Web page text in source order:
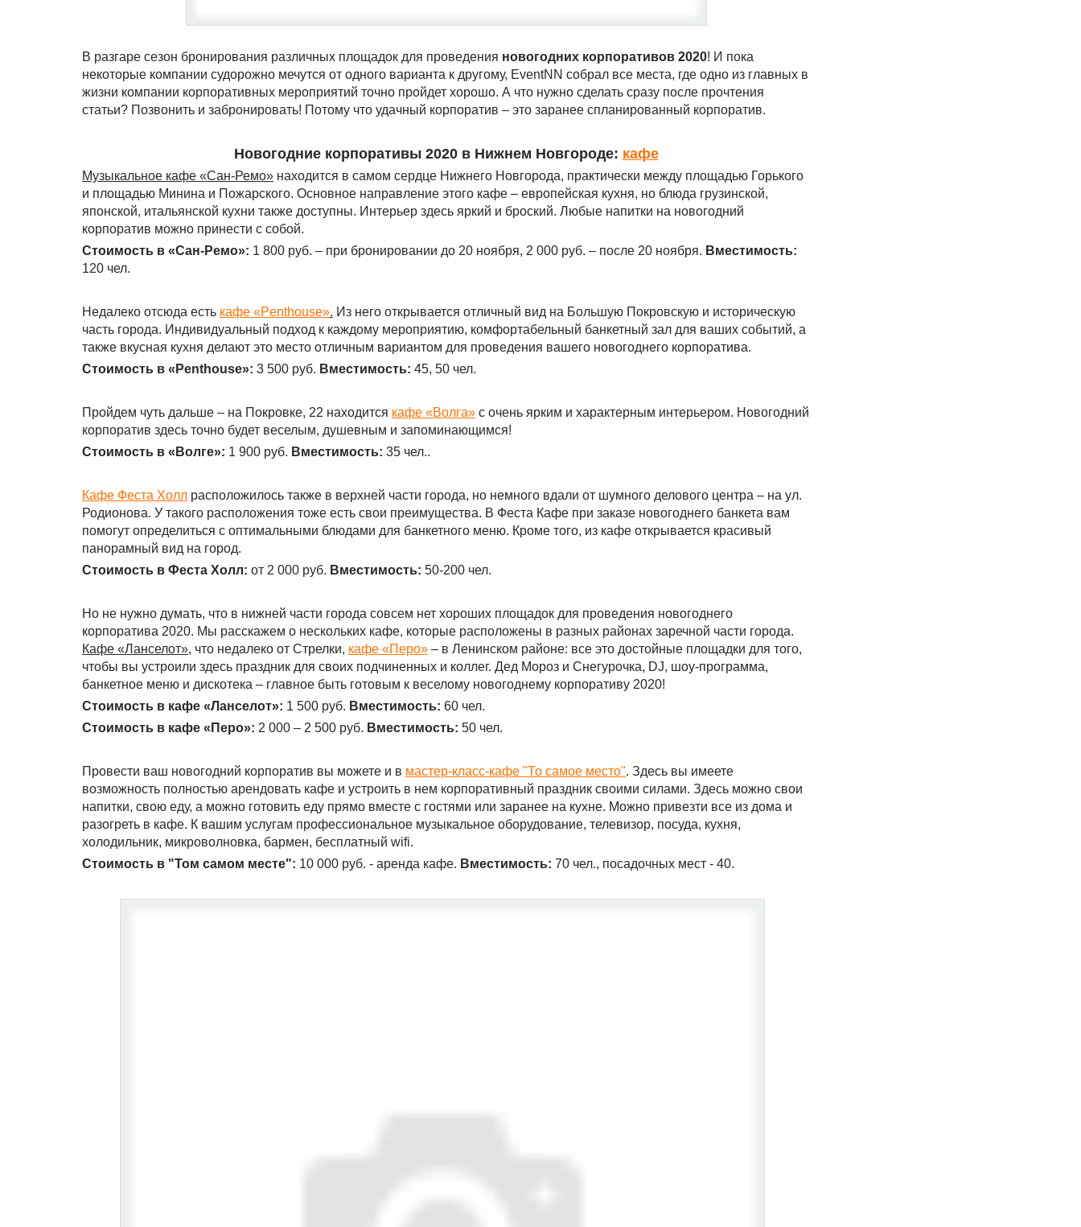
В разгаре сезон бронирования различных площадок для проведения новогодних корпоративов 2020! И пока
некоторые компании судорожно мечутся от одного варианта к другому, EventNN собрал все места, где одно из главных в
жизни компании корпоративных мероприятий точно пройдет хорошо. А что нужно сделать сразу после прочтения
статьи? Позвонить и забронировать! Потому что удачный корпоратив – это заранее спланированный корпоратив.
Новогодние корпоративы 2020 в Нижнем Новгороде: кафе
Музыкальное кафе «Сан-Ремо» находится в самом сердце Нижнего Новгорода, практически между площадью Горького
и площадью Минина и Пожарского. Основное направление этого кафе – европейская кухня, но блюда грузинской,
японской, итальянской кухни также доступны. Интерьер здесь яркий и броский. Любые напитки на новогодний
корпоратив можно принести с собой.
Стоимость в «Сан-Ремо»: 1 800 руб. – при бронировании до 20 ноября, 2 000 руб. – после 20 ноября. Вместимость:
120 чел.
Недалеко отсюда есть кафе «Penthouse». Из него открывается отличный вид на Большую Покровскую и историческую
часть города. Индивидуальный подход к каждому мероприятию, комфортабельный банкетный зал для ваших событий, а
также вкусная кухня делают это место отличным вариантом для проведения вашего новогоднего корпоратива.
Стоимость в « Penthouse»: 3 500 руб. Вместимость: 45, 50 чел.
Пройдем чуть дальше – на Покровке, 22 находится кафе «Волга» с очень ярким и характерным интерьером. Новогодний
корпоратив здесь точно будет веселым, душевным и запоминающимся!
Стоимость в «Волге»: 1 900 руб. Вместимость: 35 чел..
Кафе Феста Холл расположилось также в верхней части города, но немного вдали от шумного делового центра – на ул.
Родионова. У такого расположения тоже есть свои преимущества. В Феста Кафе при заказе новогоднего банкета вам
помогут определиться с оптимальными блюдами для банкетного меню. Кроме того, из кафе открывается красивый
панорамный вид на город.
Стоимость в Феста Холл: от 2 000 руб. Вместимость: 50-200 чел.
Но не нужно думать, что в нижней части города совсем нет хороших площадок для проведения новогоднего
корпоратива 2020. Мы расскажем о нескольких кафе, которые расположены в разных районах заречной части города.
Кафе «Ланселот», что недалеко от Стрелки, кафе «Перо» – в Ленинском районе: все это достойные площадки для того,
чтобы вы устроили здесь праздник для своих подчиненных и коллег. Дед Мороз и Снегурочка, DJ, шоу-программа,
банкетное меню и дискотека – главное быть готовым к веселому новогоднему корпоративу 2020!
Стоимость в кафе «Ланселот»: 1 500 руб. Вместимость: 60 чел.
Стоимость в кафе «Перо»: 2 000 – 2 500 руб. Вместимость: 50 чел.
Провести ваш новогодний корпоратив вы можете и в мастер-класс-кафе "То самое место". Здесь вы имеете
возможность полностью арендовать кафе и устроить в нем корпоративный праздник своими силами. Здесь можно свои
напитки, свою еду, а можно готовить еду прямо вместе с гостями или заранее на кухне. Можно привезти все из дома и
разогреть в кафе. К вашим услугам профессиональное музыкальное оборудование, телевизор, посуда, кухня,
холодильник, микроволновка, бармен, бесплатный wifi.
Стоимость в "Том самом месте": 10 000 руб. - аренда кафе. Вместимость: 70 чел., посадочных мест - 40.